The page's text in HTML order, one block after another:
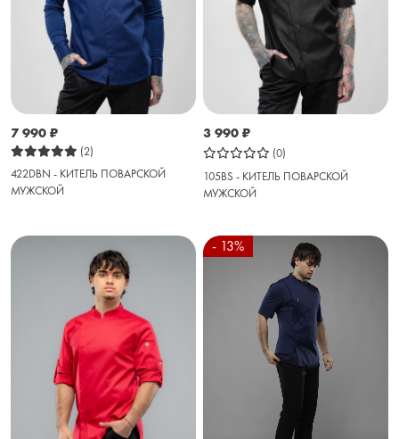
7 990 ₽
(2)
422DBN - КИТЕЛЬ ПОВАРСКОЙ
МУЖСКОЙ
3 990 ₽
(0)
105BS - КИТЕЛЬ ПОВАРСКОЙ
МУЖСКОЙ
- 13%